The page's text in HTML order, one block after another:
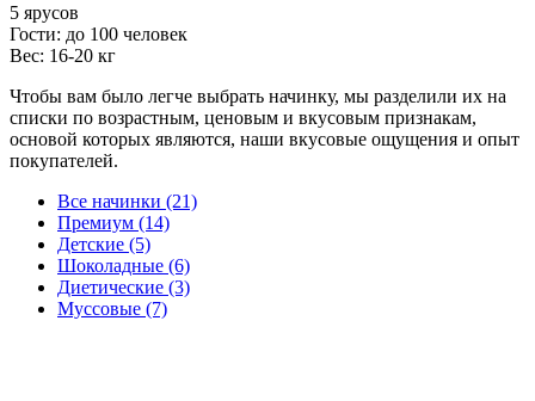
5 ярусов
Гости: до 100 человек
Вес: 16-20 кг
Чтобы вам было легче выбрать начинку, мы разделили их на
списки по возрастным, ценовым и вкусовым признакам,
основой которых являются, наши вкусовые ощущения и опыт
покупателей.
Все начинки (21)
Премиум (14)
Детские (5)
Шоколадные (6)
Диетические (3)
Муссовые (7)